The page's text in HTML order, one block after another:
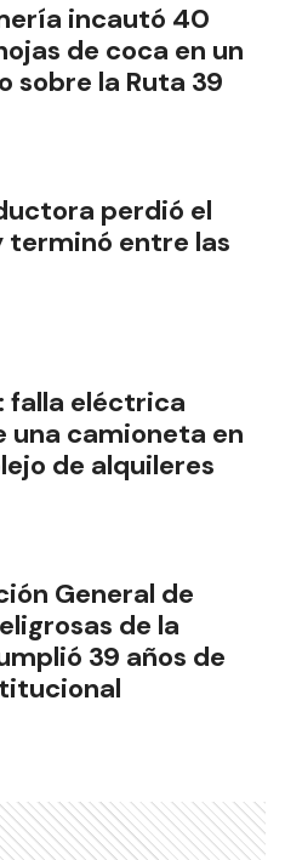
incautó 40
de coca en un
sobre la Ruta 39
perdió el
terminó entre las
falla eléctrica
una camioneta en
de alquileres
General de
de la
39 años de